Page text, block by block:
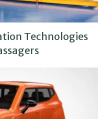
Technologies